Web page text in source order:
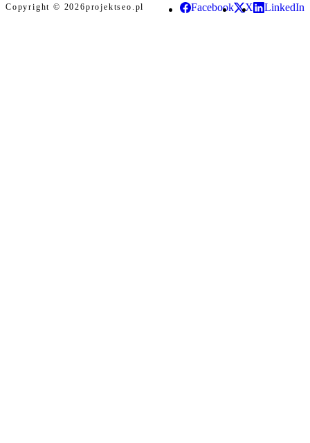
Copyright © 2026projektseo.pl Facebook X LinkedIn